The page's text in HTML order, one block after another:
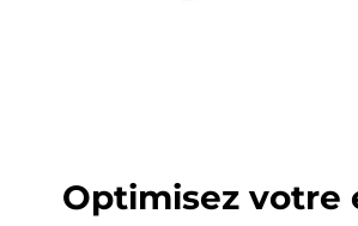
Optimisez votre